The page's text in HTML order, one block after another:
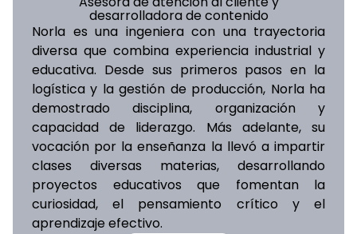
desarrolladora de contenido
Norla es una ingeniera con una trayectoria
diversa que combina experiencia industrial y
educativa. Desde sus primeros pasos en la
logística y la gestión de producción, Norla ha
demostrado disciplina, organización y
capacidad de liderazgo. Más adelante, su
vocación por la enseñanza la llevó a impartir
clases diversas materias, desarrollando
proyectos educativos que fomentan la
curiosidad, el pensamiento crítico y el
aprendizaje efectivo.